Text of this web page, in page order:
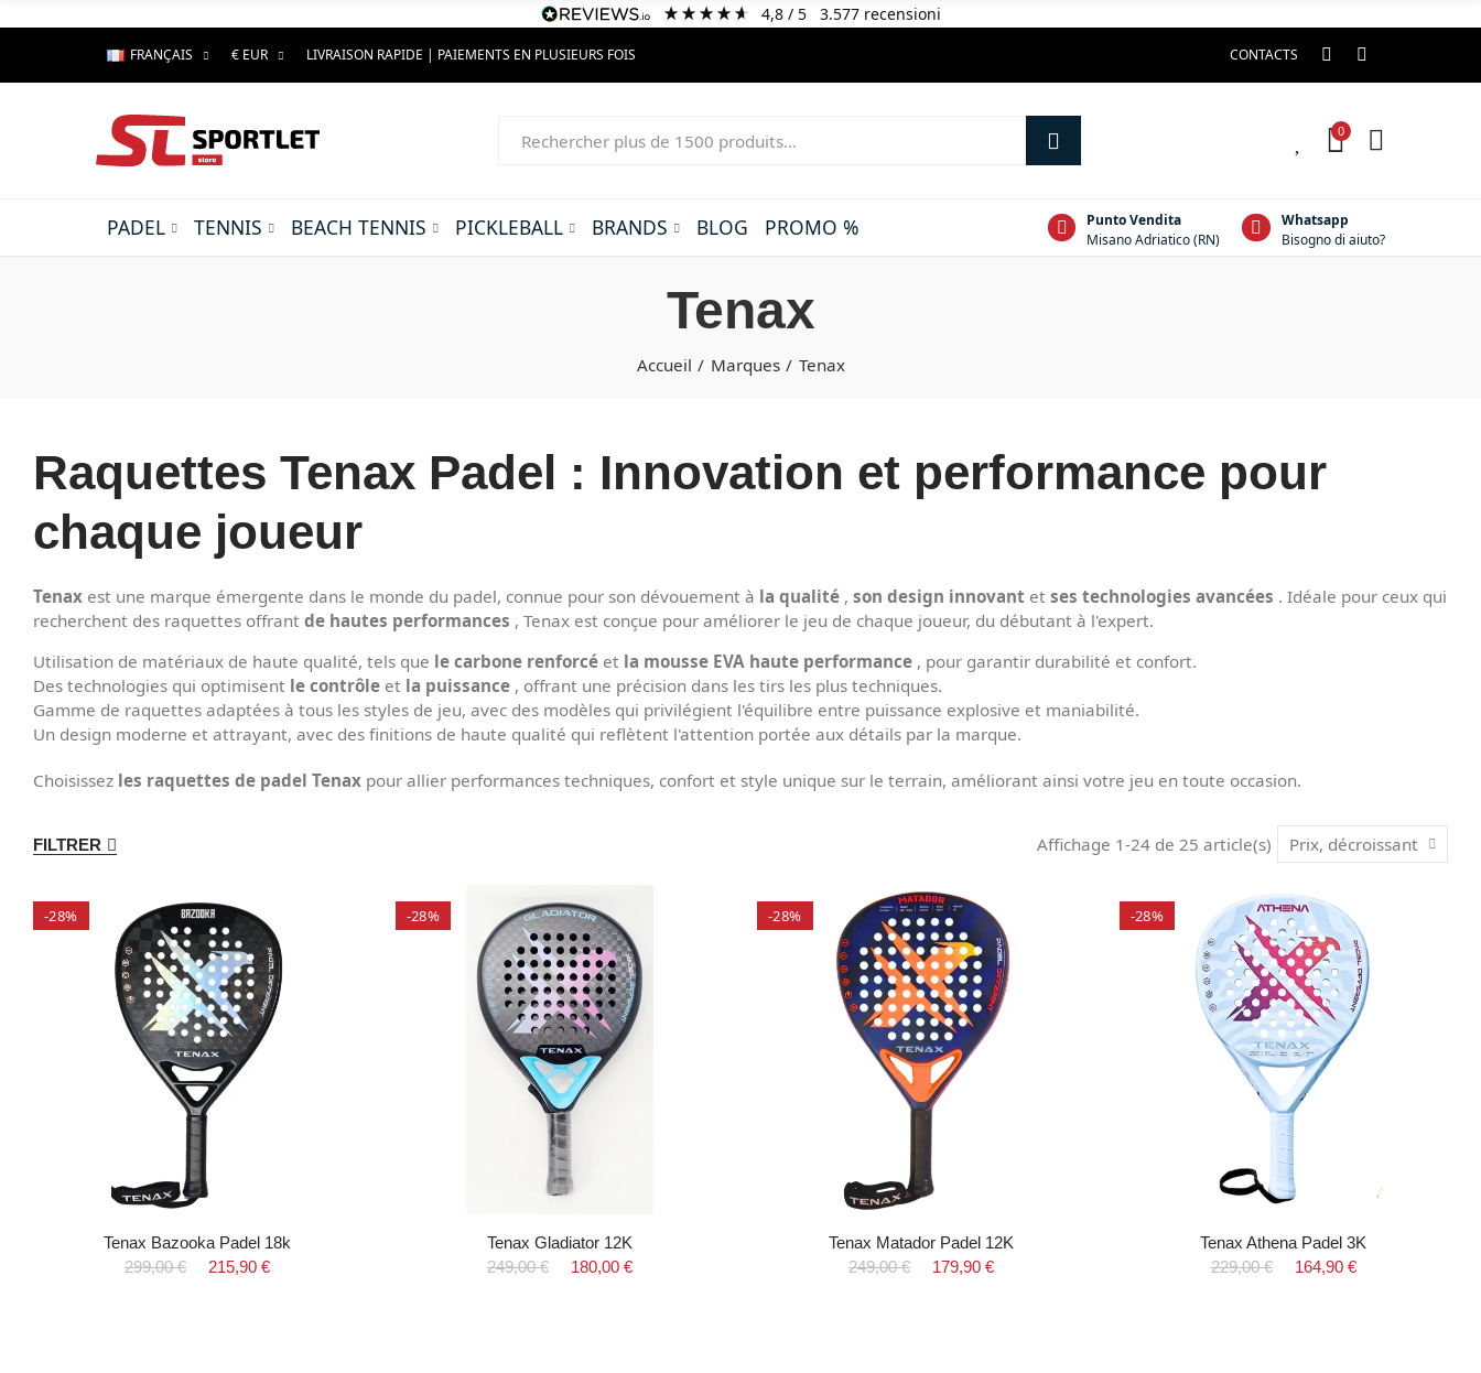
4,8/ 5 3.577 recensioni
FRANÇAIS € EUR LIVRAISON RAPIDE | PAIEMENTS EN PLUSIEURS FOIS CONTACTS
0
PADEL TENNIS BEACH TENNIS PICKLEBALL BRANDS BLOG PROMO %
Punto Vendita
Misano Adriatico (RN)
Whatsapp
Bisogno di aiuto?
Tenax
Accueil Marques Tenax
Raquettes Tenax Padel : Innovation et performance pour
chaque joueur
Tenax est une marque émergente dans le monde du padel, connue pour son dévouement à la qualité , son design innovant et ses technologies avancées . Idéale pour ceux qui
recherchent des raquettes offrant de hautes performances , Tenax est conçue pour améliorer le jeu de chaque joueur, du débutant à l'expert.
Utilisation de matériaux de haute qualité, tels que le carbone renforcé et la mousse EVA haute performance , pour garantir durabilité et confort.
Des technologies qui optimisent le contrôle et la puissance , offrant une précision dans les tirs les plus techniques.
Gamme de raquettes adaptées à tous les styles de jeu, avec des modèles qui privilégient l'équilibre entre puissance explosive et maniabilité.
Un design moderne et attrayant, avec des finitions de haute qualité qui reflètent l'attention portée aux détails par la marque.
Choisissez les raquettes de padel Tenax pour allier performances techniques, confort et style unique sur le terrain, améliorant ainsi votre jeu en toute occasion.
FILTRER Affichage 1-24 de 25 article(s) Prix, décroissant
-28%
Tenax Bazooka Padel 18k
299,00 €
215,90 €
-28%
Tenax Gladiator 12K
249,00 €
180,00 €
-28%
Tenax Matador Padel 12K
249,00 €
179,90 €
-28%
Tenax Athena Padel 3K
229,00 €
164,90 €